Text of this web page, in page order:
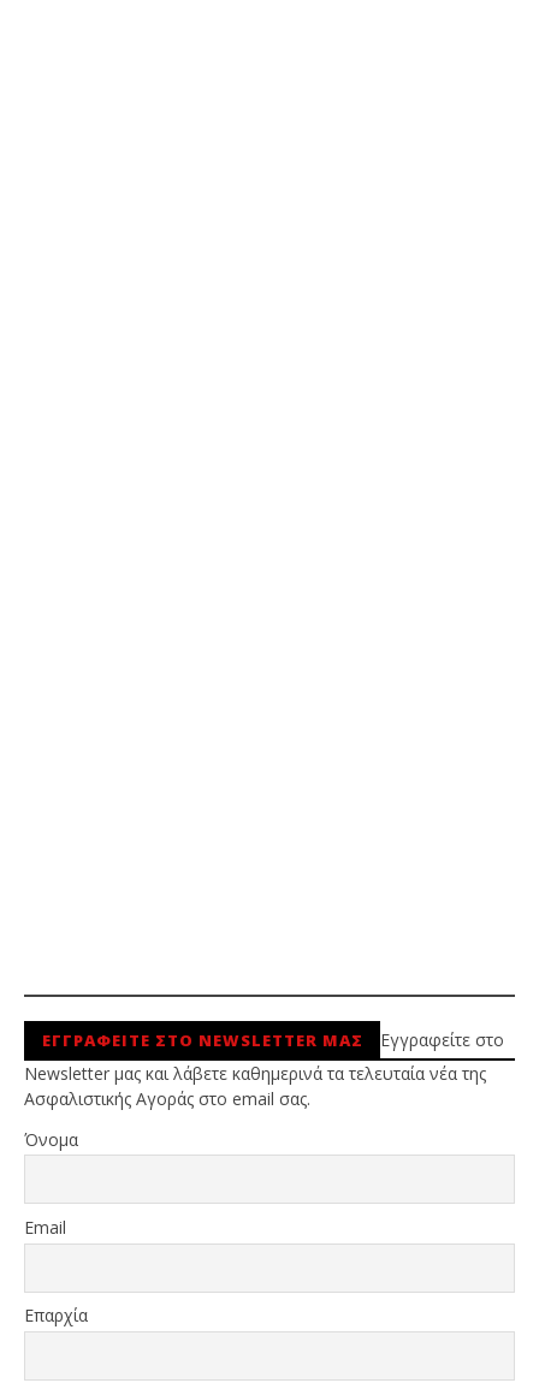
ΕΓΓΡΑΦΕΙΤΕ ΣΤΟ NEWSLETTER ΜΑΣ
Εγγραφείτε στο
Newsletter μας και λάβετε καθημερινά τα τελευταία νέα της
Ασφαλιστικής Αγοράς στο email σας.
Όνομα
Email
Επαρχία